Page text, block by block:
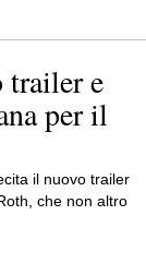
trailer e
per il
il nuovo trailer
che non altro